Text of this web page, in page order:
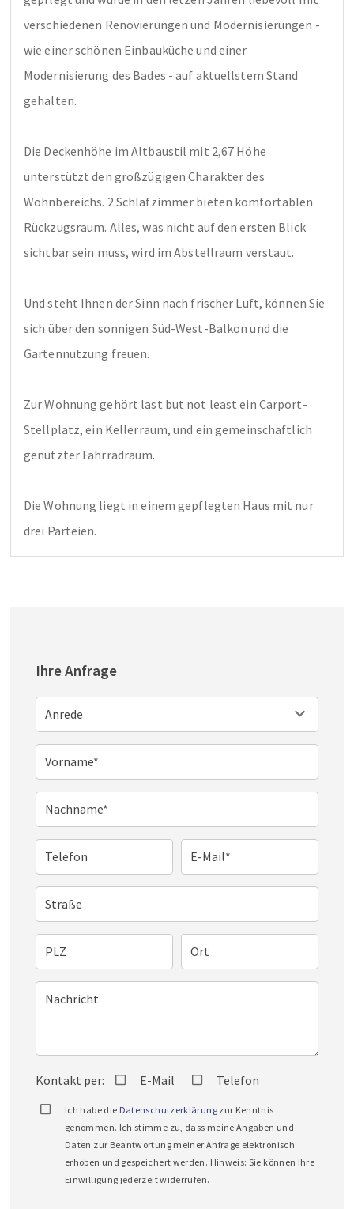
verschiedenen Renovierungen und Modernisierungen -
wie einer schönen Einbauküche und einer
Modernisierung des Bades - auf aktuellstem Stand
gehalten.
Die Deckenhöhe im Altbaustil mit 2,67 Höhe
unterstützt den großzügigen Charakter des
Wohnbereichs. 2 Schlafzimmer bieten komfortablen
Rückzugsraum. Alles, was nicht auf den ersten Blick
sichtbar sein muss, wird im Abstellraum verstaut.
Und steht Ihnen der Sinn nach frischer Luft, können Sie
sich über den sonnigen Süd-West-Balkon und die
Gartennutzung freuen.
Zur Wohnung gehört last but not least ein Carport-
Stellplatz, ein Kellerraum, und ein gemeinschaftlich
genutzter Fahrradraum.
Die Wohnung liegt in einem gepflegten Haus mit nur
drei Parteien.
Ihre Anfrage
Anrede
Vorname*
Nachname*
Telefon E-Mail*
Straße
PLZ Ort
Nachricht
Kontakt per: E-Mail Telefon
Ich habe die Datenschutzerklärungzur Kenntnis
genommen. Ich stimme zu, dass meine Angaben und
Daten zur Beantwortung meiner Anfrage elektronisch
erhoben und gespeichert werden. Hinweis: Sie können Ihre
Einwilligung jederzeit widerrufen.